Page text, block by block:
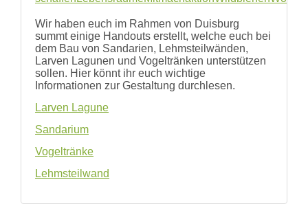
Literatur
Bienenfreundlich
Gärtnern
Allgemein
Wir haben euch im Rahmen von Duisburg
summt einige Handouts erstellt, welche euch bei
dem Bau von Sandarien, Lehmsteilwänden,
Larven Lagunen und Vogeltränken unterstützen
sollen. Hier könnt ihr euch wichtige
Informationen zur Gestaltung durchlesen.
Larven Lagune
Sandarium
Vogeltränke
Lehmsteilwand